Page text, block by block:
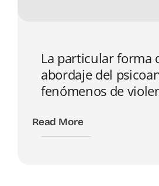
La particular forma
abordaje del
fenómenos de
Read More